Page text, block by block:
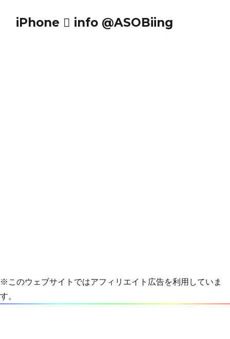
iPhone  info @ASOBiing
※このウェブサイトではアフィリエイト広告を利用していま
す。